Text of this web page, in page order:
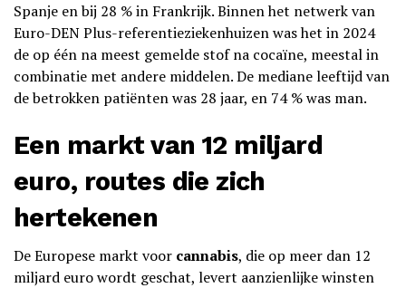
Spanje en bij 28 % in Frankrijk. Binnen het netwerk van
Euro-DEN Plus-referentieziekenhuizen was het in 2024
de op één na meest gemelde stof na cocaïne, meestal in
combinatie met andere middelen. De mediane leeftijd van
de betrokken patiënten was 28 jaar, en 74 % was man.
Een markt van 12 miljard
euro, routes die zich
hertekenen
De Europese markt voor cannabis, die op meer dan 12
miljard euro wordt geschat, levert aanzienlijke winsten